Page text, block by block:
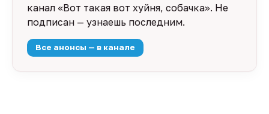
канал «Вот такая вот хуйня, собачка». Не
подписан — узнаешь последним.
Все анонсы — в канале